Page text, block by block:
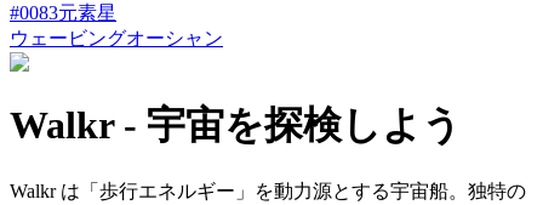
#0083元素星
ウェービングオーシャン
Walkr- 宇宙を探検しよう
Walkr は「歩行エネルギー」を動力源とする宇宙船。独特の